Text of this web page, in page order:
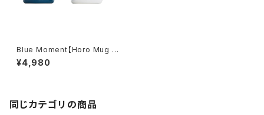
Blue Moment【Horo Mug S
et / Blue&White 】
¥4,980
同じカテゴリの商品